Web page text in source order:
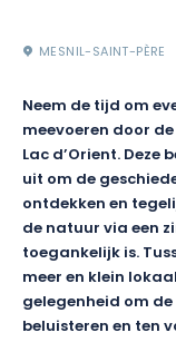
MESNIL-SAINT-PÈRE
Neem de tijd om
meevoeren door
Lac d’Orient.
uit om de
ontdekken en
de natuur via een
toegankelijk is.
meer en klein
gelegenheid om
beluisteren en ten